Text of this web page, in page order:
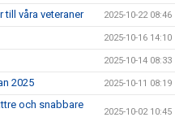
till våra veteraner 2025-10-22 08:46
2025-10-16 14:10
2025-10-14 08:33
2025 2025-10-11 08:19
och snabbare
2025-10-02 10:45